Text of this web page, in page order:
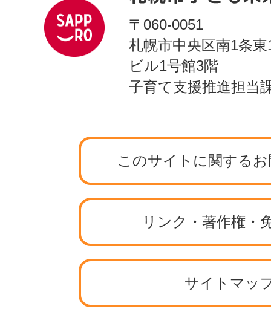
〒060-0051
札幌市中央区南1条
ビル1号館3階
子育て支援推進担当
このサイトに関する
リンク・著作権・
サイトマッ